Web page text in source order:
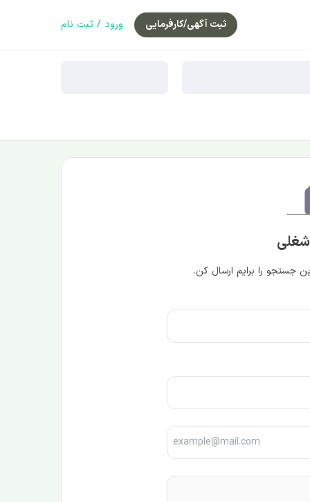
ثبت آگهی/کارفرمایی ورود / ثبت نام
شغلی
جستجو را برایم ارسال کن.